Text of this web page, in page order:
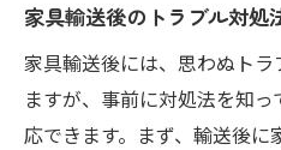
家具輸送後のトラブル対処
家具輸送後には、思わぬト
ますが、事前に対処法を知
応できます。まず、輸送後に